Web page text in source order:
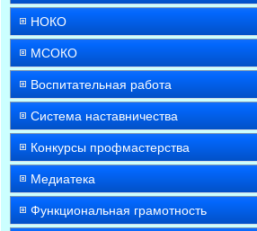
НОКО
МСОКО
Воспитательная работа
Система наставничества
Конкурсы профмастерства
Медиатека
Функциональная грамотность